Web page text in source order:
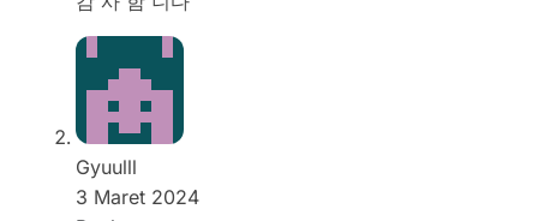
Gyuulll
3 Maret 2024